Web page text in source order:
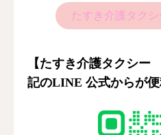
たすき介護タク
【たすき介護タクシ
記のLINE 公式からが便